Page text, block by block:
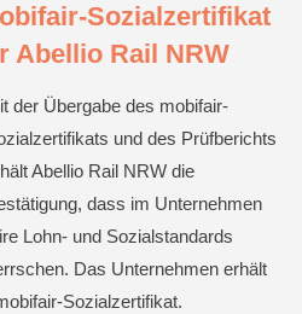
Sozialzertifikat
Abellio Rail NRW
der Übergabe des mobifair-
und des Prüfberichts
Abellio Rail NRW die
dass im Unternehmen
Lohn- und Sozialstandards
Das Unternehmen erhält
Sozialzertifikat.